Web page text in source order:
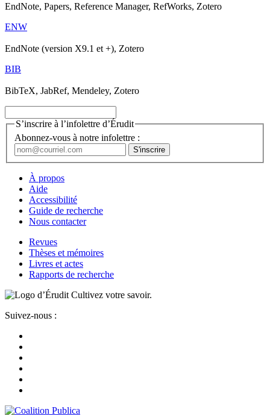
EndNote, Papers, Reference Manager, RefWorks, Zotero
ENW
EndNote (version X9.1 et +), Zotero
BIB
BibTeX, JabRef, Mendeley, Zotero
S’inscrire à l’infolettre d’Érudit
Abonnez-vous à notre infolettre :
À propos
Aide
Accessibilité
Guide de recherche
Nous contacter
Revues
Thèses et mémoires
Livres et actes
Rapports de recherche
Cultivez votre savoir.
Suivez-nous :